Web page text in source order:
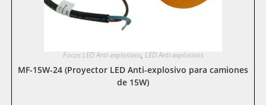
Focos LED Anti-explosivos, LED Anti-explosivos
MF-15W-24 (Proyector LED Anti-explosivo para camiones
de 15W)